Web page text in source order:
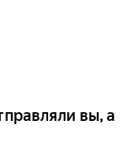
вы, а